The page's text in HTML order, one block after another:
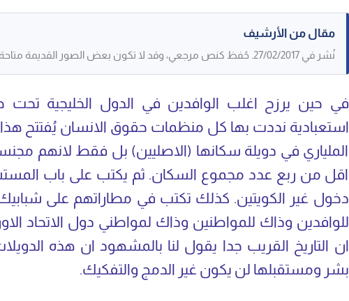
مقال من الأرشيف
نُشر في 27/02/2017. حُفظ كنص مرجعي، وقد لا تكون بعض الصور القديمة متاحة.
في حين يرزح اغلب الوافدين في الدول الخليجية
استعبادية نددت بها كل منظمات حقوق الانسان يُفتتح
الملياري في دويلة سكانها (الاصليين) بل فقط لانهم
اقل من ربع عدد مجموع السكان. ثم يكتب على باب
دخول غير الكويتين. كذلك تكتب في مطاراتهم على
للوافدين وذاك للمواطنين وذاك لمواطني دول الاتحاد
ان التاريخ القريب جدا يقول لنا بالمشهود ان هذه
بشر ومستقبلها لن يكون غير الدمج والتفكيك.